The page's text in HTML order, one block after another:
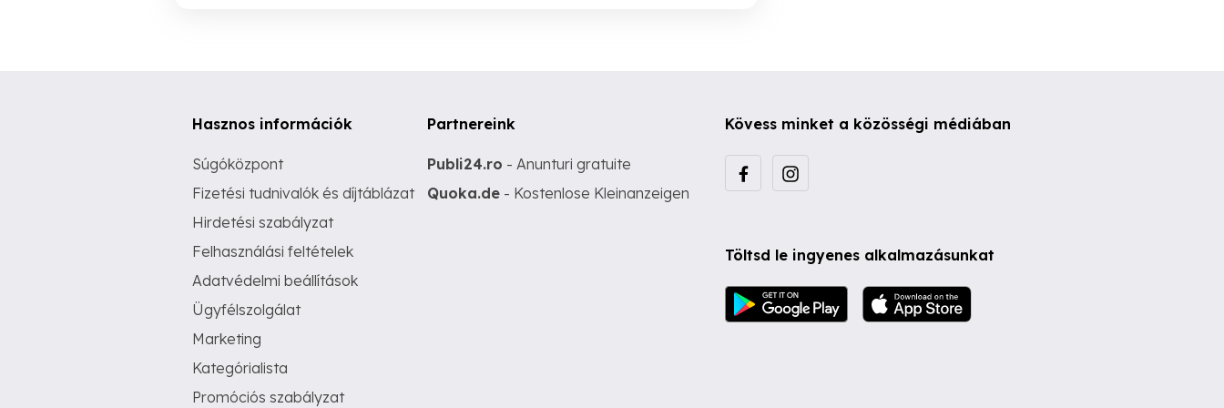
Hasznos információk
Súgóközpont
Fizetési tudnivalók és díjtáblázat
Hirdetési szabályzat
Felhasználási feltételek
Adatvédelmi beállítások
Ügyfélszolgálat
Marketing
Kategórialista
Promóciós szabályzat
Partnereink
Publi24.ro - Anunturi gratuite
Quoka.de - Kostenlose Kleinanzeigen
Kövess minket a közösségi médiában
Töltsd le ingyenes alkalmazásunkat